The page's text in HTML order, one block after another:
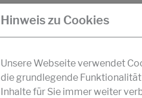
Hinweis zu Cookies
Unsere Webseite verwendet
die grundlegende
Inhalte für Sie immer weiter